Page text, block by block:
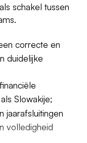
schakel tussen
correcte en
duidelijke
Slowakije;
jaarafsluitingen
volledigheid